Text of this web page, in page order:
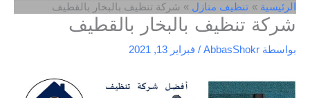
الرئيسية تنظيف منازل شركة تنظيف بالبخار بالقطيف
شركة تنظيف بالبخار بالقطيف
بواسطة AbbasShokr
/ فبراير 13, 2021